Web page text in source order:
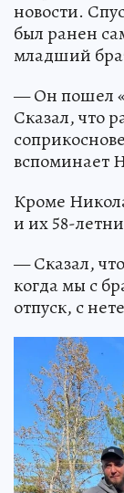
новости.
был ранен
младший
— Он пошел
Сказал, что
вспоминает
Кроме
и их 58-
— Сказал,
когда мы с
отпуск, с